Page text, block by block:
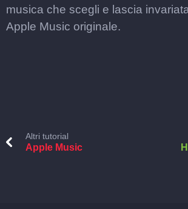
musica che scegli e lascia
Apple Music originale.
Altri tutorial
Apple Music